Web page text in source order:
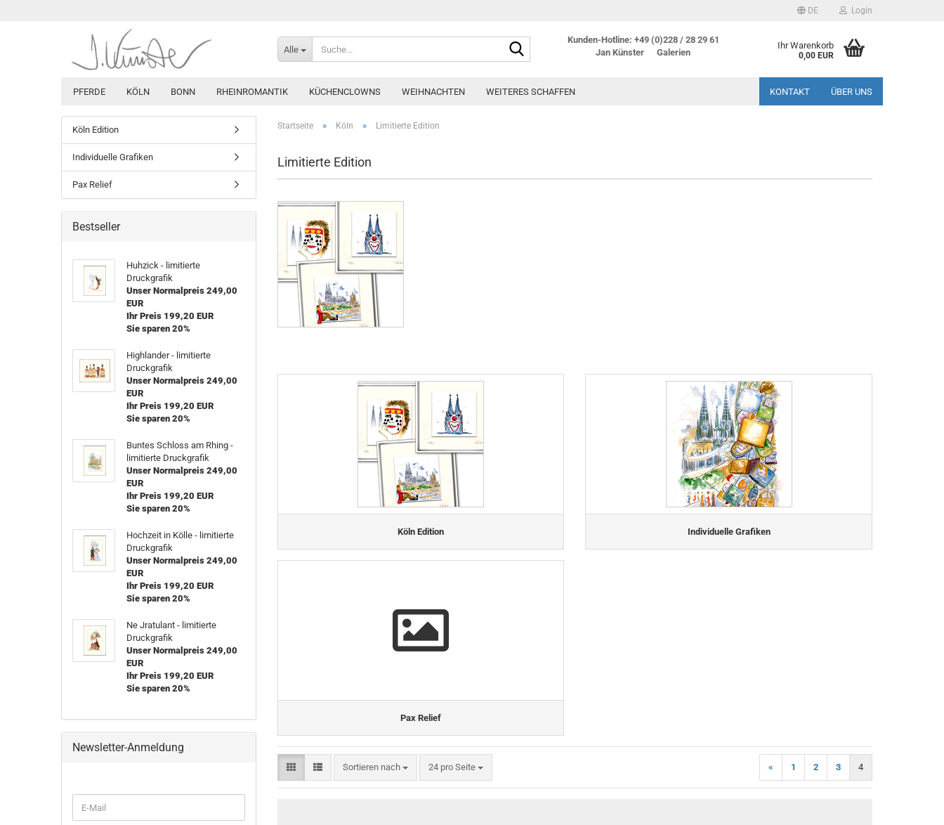
DE Login
Alle
Kunden-Hotline: +49 (0)228 / 28 29 61
Jan Künster
Galerien
Ihr Warenkorb
0,00 EUR
PFERDE KÖLN BONN RHEINROMANTIK KÜCHENCLOWNS WEIHNACHTEN WEITERES SCHAFFEN KONTAKT ÜBER UNS
Startseite » Köln » Limitierte Edition
Limitierte Edition
Köln Edition Individuelle Grafiken
Pax Relief
Sortieren nach
Sortieren nach 24 pro Seite
pro Seite « 1 2 3 4
Köln Edition
Individuelle Grafiken
Pax Relief
Bestseller
Huhzick - limitierte
Druckgrafik
Unser Normalpreis 249,00
EUR
Ihr Preis 199,20 EUR
Sie sparen 20%
Highlander - limitierte
Druckgrafik
Unser Normalpreis 249,00
EUR
Ihr Preis 199,20 EUR
Sie sparen 20%
Buntes Schloss am Rhing -
limitierte Druckgrafik
Unser Normalpreis 249,00
EUR
Ihr Preis 199,20 EUR
Sie sparen 20%
Hochzeit in Kölle - limitierte
Druckgrafik
Unser Normalpreis 249,00
EUR
Ihr Preis 199,20 EUR
Sie sparen 20%
Ne Jratulant - limitierte
Druckgrafik
Unser Normalpreis 249,00
EUR
Ihr Preis 199,20 EUR
Sie sparen 20%
Newsletter-Anmeldung
ZUR
E-
Mail